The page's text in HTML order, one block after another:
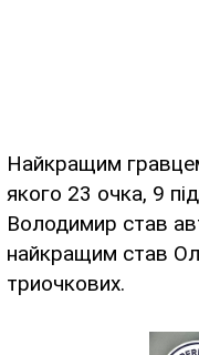
Найкращим
якого 23 очка, 9
Володимир став
найкращим став
триочкових.